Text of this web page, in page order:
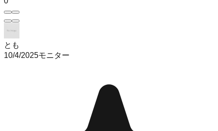
とも
10/4/2025モニター